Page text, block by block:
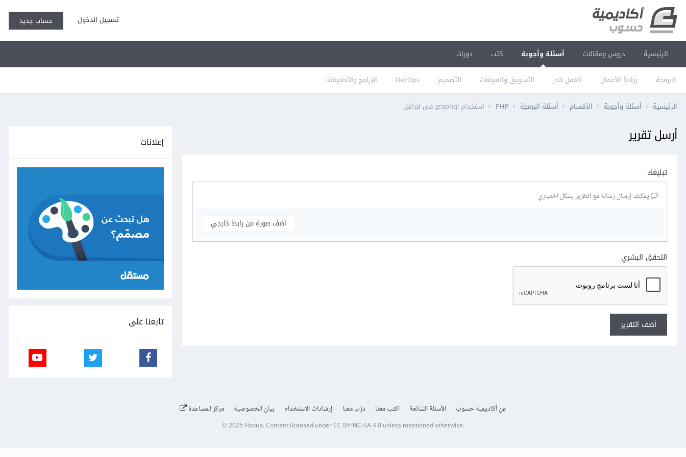
تسجيل الدخول حساب جديد
الرئيسية دروس ومقالات أسئلة وأجوبة
البرمجة ريادة الأعمال العمل الحر التسويق والمبيعات التصميم DevOps البرامج والتطبيقات
كتب دورات
الرئيسية أسئلة وأجوبة الأقسام أسئلة البرمجة PHP استخدام graphql في لارافل
أرسل تقرير
تبليغك
يمكنك إرسال رسالة مع التقرير بشكل اختياري
أضف صورة من رابط خارجي
التحقق البشري
أضف التقرير
إعلانات
تابعنا على
عن أكاديمية حسوب الأسئلة الشائعة اكتب معنا درّب معنا إرشادات الاستخدام بيان الخصوصية مركز المساعدة
© 2025 Hsoub.Content licensed underCC BY-NC-SA 4.0unless mentioned otherwise.